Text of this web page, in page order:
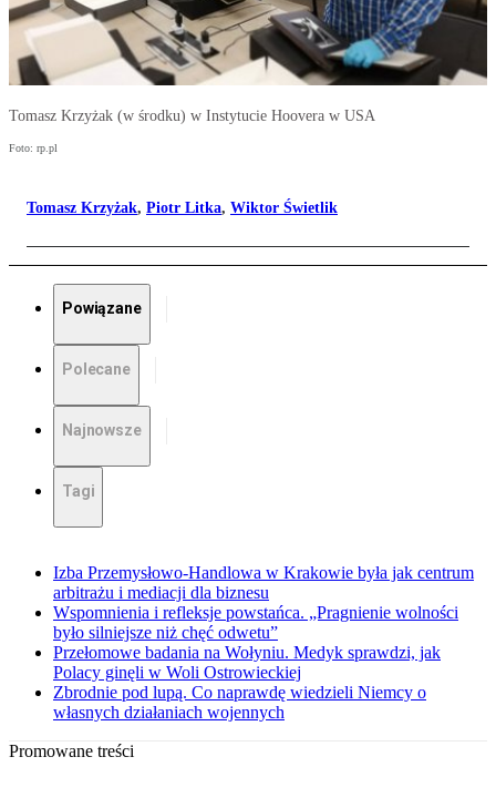
Tomasz Krzyżak (w środku) w Instytucie Hoovera w USA
Foto: rp.pl
Tomasz Krzyżak, Piotr Litka, Wiktor Świetlik
Powiązane
Polecane
Najnowsze
Tagi
Izba Przemysłowo-Handlowa w Krakowie była jak centrum
arbitrażu i mediacji dla biznesu
Wspomnienia i refleksje powstańca. „Pragnienie wolności
było silniejsze niż chęć odwetu”
Przełomowe badania na Wołyniu. Medyk sprawdzi, jak
Polacy ginęli w Woli Ostrowieckiej
Zbrodnie pod lupą. Co naprawdę wiedzieli Niemcy o
własnych działaniach wojennych
Promowane treści